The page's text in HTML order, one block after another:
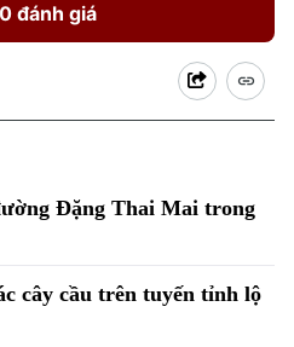
đánh giá
Đặng Thai Mai trong
cây cầu trên tuyến tỉnh lộ